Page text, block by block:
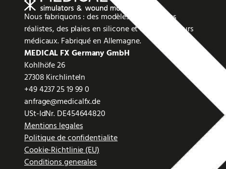
Nous fabriquons : des modèles anatomiques
réalistes, des plaies en silicone et des simulateurs
médicaux. Fabriqué en Allemagne.
MEDICAL FX Germany GmbH
Kohlhöfe 26
27308 Kirchlinteln
+49 4237 25 19 99 0
anfrage@medicalfx.de
USt-IdNr. DE454644820
Mentions legales
Politique de confidentialite
Cookie-Richtlinie (EU)
Conditions generales